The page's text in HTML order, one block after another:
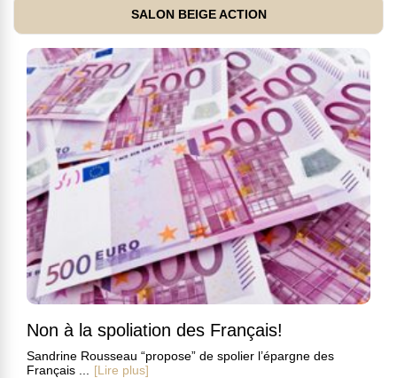
SALON BEIGE ACTION
Non à la spoliation des Français!
Sandrine Rousseau “propose” de spolier l’épargne des
Français ...
[Lire plus]